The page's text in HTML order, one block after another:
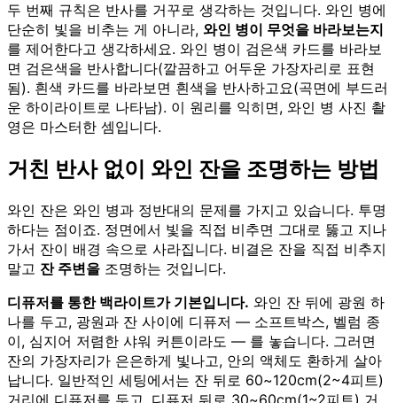
두 번째 규칙은 반사를 거꾸로 생각하는 것입니다. 와인 병에
단순히 빛을 비추는 게 아니라, 와인 병이 무엇을 바라보는지
를 제어한다고 생각하세요. 와인 병이 검은색 카드를 바라보
면 검은색을 반사합니다(깔끔하고 어두운 가장자리로 표현
됨). 흰색 카드를 바라보면 흰색을 반사하고요(곡면에 부드러
운 하이라이트로 나타남). 이 원리를 익히면, 와인 병 사진 촬
영은 마스터한 셈입니다.
거친 반사 없이 와인 잔을 조명하는 방법
와인 잔은 와인 병과 정반대의 문제를 가지고 있습니다. 투명
하다는 점이죠. 정면에서 빛을 직접 비추면 그대로 뚫고 지나
가서 잔이 배경 속으로 사라집니다. 비결은 잔을 직접 비추지
말고 잔 주변을 조명하는 것입니다.
디퓨저를 통한 백라이트가 기본입니다. 와인 잔 뒤에 광원 하
나를 두고, 광원과 잔 사이에 디퓨저 — 소프트박스, 벨럼 종
이, 심지어 저렴한 샤워 커튼이라도 — 를 놓습니다. 그러면
잔의 가장자리가 은은하게 빛나고, 안의 액체도 환하게 살아
납니다. 일반적인 세팅에서는 잔 뒤로 60~120cm(2~4피트)
거리에 디퓨저를 두고, 디퓨저 뒤로 30~60cm(1~2피트) 거